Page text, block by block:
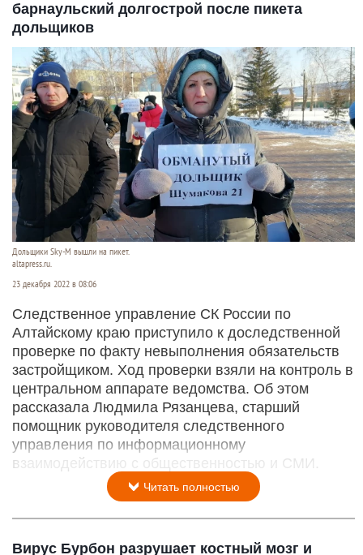
барнаульский долгострой после пикета
дольщиков
Дольщики Sky-M вышли на пикет.
altapress.ru.
23 декабря 2022 в 08:06
Следственное управление СК России по
Алтайскому краю приступило к доследственной
проверке по факту невыполнения обязательств
застройщиком. Ход проверки взяли на контроль в
центральном аппарате ведомства. Об этом
рассказала Людмила Рязанцева, старший
помощник руководителя следственного
управления по информационному
взаимодействию с общественностью и СМИ.
Читать полностью
Вирус Бурбон разрушает костный мозг и